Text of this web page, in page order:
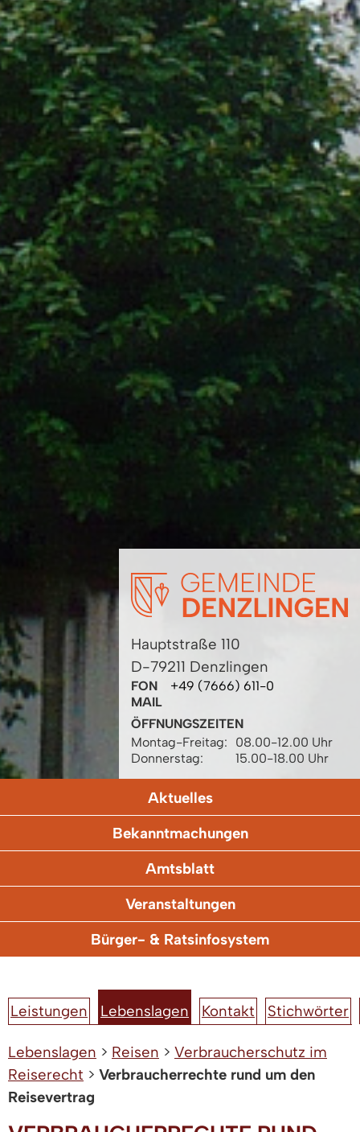
Hauptstraße 110
D-79211 Denzlingen
FON
+49 (7666) 611-0
MAIL
ÖFFNUNGSZEITEN
Montag-Freitag:
08.00-12.00 Uhr
Donnerstag:
15.00-18.00 Uhr
Aktuelles
Bekanntmachungen
Amtsblatt
Veranstaltungen
Bürger- & Ratsinfosystem
Leistungen Lebenslagen Kontakt Stichwörter
Lebenslagen > Reisen > Verbraucherschutz im
Reiserecht > Verbraucherrechte rund um den
Reisevertrag